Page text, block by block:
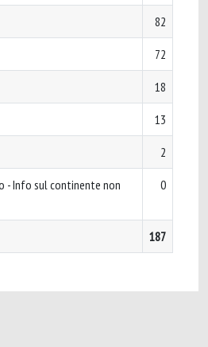
82
72
18
13
2
- Info sul continente non
0
187